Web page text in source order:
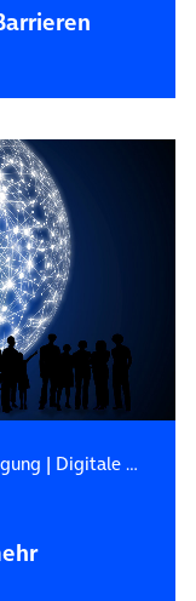
| Digitale Partizipation